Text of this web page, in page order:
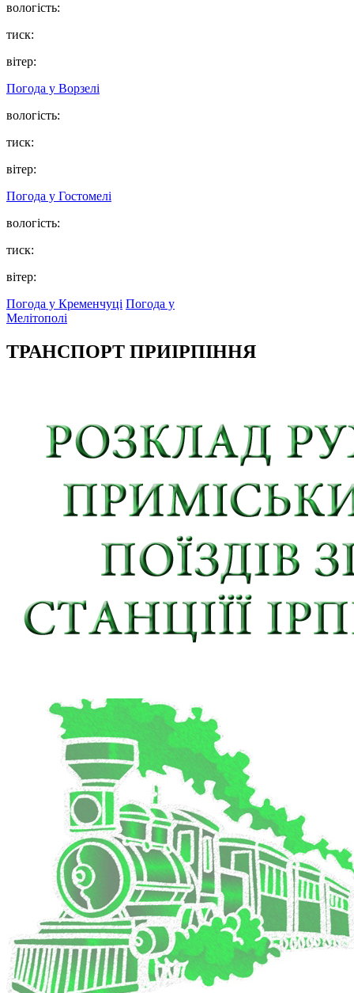
вологість:
тиск:
вітер:
Погода у Ворзелі
вологість:
тиск:
вітер:
Погода у Гостомелі
вологість:
тиск:
вітер:
Погода у Кременчуці Погода у
Мелітополі
ТРАНСПОРТ ПРИІРПІННЯ